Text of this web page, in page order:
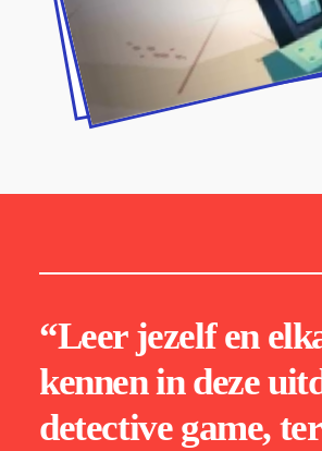
“Leer jezelf en
kennen in deze
detective game,